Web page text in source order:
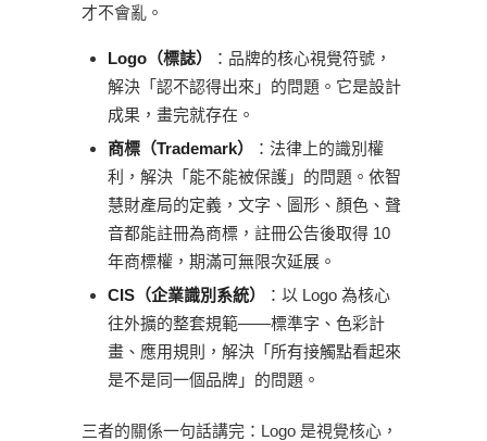
才不會亂。
Logo（標誌）
：品牌的核心視覺符號，
解決「認不認得出來」的問題。它是設計
成果，畫完就存在。
商標（Trademark）
：法律上的識別權
利，解決「能不能被保護」的問題。依智
慧財產局的定義，文字、圖形、顏色、聲
音都能註冊為商標，註冊公告後取得 10
年商標權，期滿可無限次延展。
CIS（企業識別系統）
：以 Logo 為核心
往外擴的整套規範——標準字、色彩計
畫、應用規則，解決「所有接觸點看起來
是不是同一個品牌」的問題。
三者的關係一句話講完：Logo 是視覺核心，